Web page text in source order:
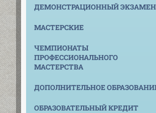
ДЕМОНСТРАЦИОННЫЙ ЭКЗАМЕН
МАСТЕРСКИЕ
ЧЕМПИОНАТЫ
ПРОФЕССИОНАЛЬНОГО
МАСТЕРСТВА
ДОПОЛНИТЕЛЬНОЕ
ОБРАЗОВАТЕЛЬНЫЙ КРЕДИТ